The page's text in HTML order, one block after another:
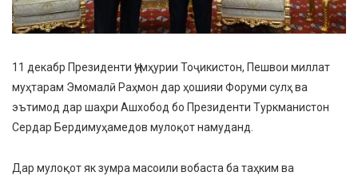
11 декабр Президенти Ҷумҳурии Тоҷикистон, Пешвои миллат
муҳтарам Эмомалӣ Раҳмон дар ҳошияи Форуми сулҳ ва
эътимод дар шаҳри Ашхобод бо Президенти Туркманистон
Сердар Бердимуҳамедов мулоқот намуданд.
Дар мулоқот як зумра масоили вобаста ба таҳким ва